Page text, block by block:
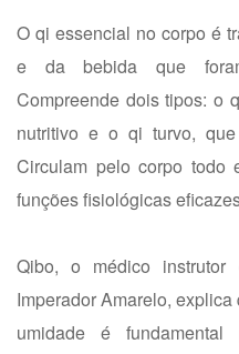
O qi essencial no corpo é
e da bebida que
Compreende dois tipos: o
nutritivo e o qi turvo,
Circulam pelo corpo todo
funções fisiológicas
Qibo, o médico
Imperador Amarelo,
umidade é